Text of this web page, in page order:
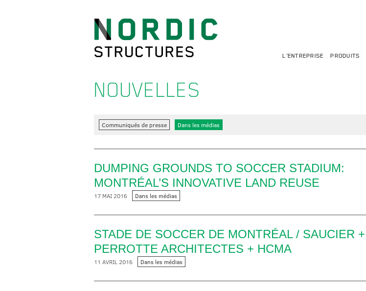
L'ENTREPRISE PRODUITS
NOUVELLES
Communiqués de presse Dans les médias
DUMPING GROUNDS TO SOCCER STADIUM:
MONTRÉAL’S INNOVATIVE LAND REUSE
17 MAI 2016 Dans les médias
STADE DE SOCCER DE MONTRÉAL / SAUCIER +
PERROTTE ARCHITECTES + HCMA
11 AVRIL 2016 Dans les médias